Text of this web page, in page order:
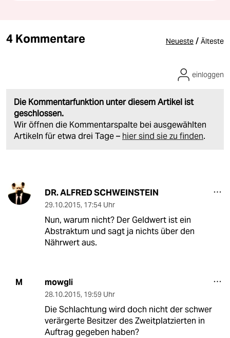
4 Kommentare Neueste / Älteste
Die Kommentarfunktion unter diesem Artikel ist
geschlossen.
Wir öffnen die Kommentarspalte bei ausgewählten
Artikeln für etwa drei Tage – hier sind sie zu finden.
einloggen
DR. ALFRED SCHWEINSTEIN
29.10.2015, 17:54 Uhr
Nun, warum nicht? Der Geldwert ist ein
Abstraktum und sagt ja nichts über den
Nährwert aus.
M mowgli
28.10.2015, 19:59 Uhr
Die Schlachtung wird doch nicht der schwer
verärgerte Besitzer des Zweitplatzierten in
Auftrag gegeben haben?